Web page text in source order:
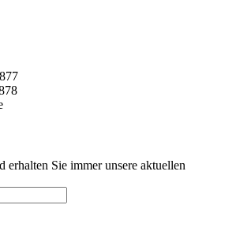
erhalten Sie immer unsere aktuellen